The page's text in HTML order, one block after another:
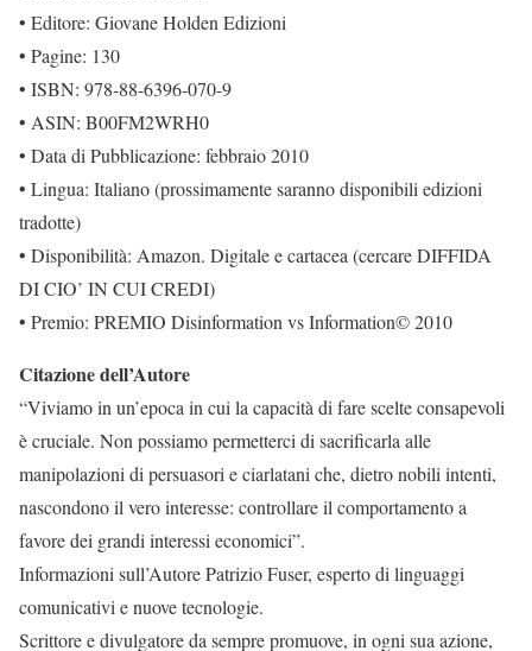
• Editore: Giovane Holden Edizioni
• Pagine: 130
• ISBN: 978-88-6396-070-9
• ASIN: B00FM2WRH0
• Data di Pubblicazione: febbraio 2010
• Lingua: Italiano (prossimamente saranno disponibili edizioni
tradotte)
• Disponibilità: Amazon. Digitale e cartacea (cercare DIFFIDA
DI CIO’ IN CUI CREDI)
• Premio: PREMIO Disinformation vs Information© 2010
Citazione dell’Autore
“Viviamo in un’epoca in cui la capacità di fare scelte consapevoli
è cruciale. Non possiamo permetterci di sacrificarla alle
manipolazioni di persuasori e ciarlatani che, dietro nobili intenti,
nascondono il vero interesse: controllare il comportamento a
favore dei grandi interessi economici”.
Informazioni sull’Autore Patrizio Fuser, esperto di linguaggi
comunicativi e nuove tecnologie.
Scrittore e divulgatore da sempre promuove, in ogni sua azione,